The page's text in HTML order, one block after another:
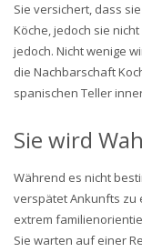
Sie versichert, dass
Köche, jedoch sie
jedoch. Nicht wenige
die Nachbarschaft
spanischen Teller
Sie wird
Während es nicht
verspätet Ankunfts zu
extrem
Sie warten auf einer